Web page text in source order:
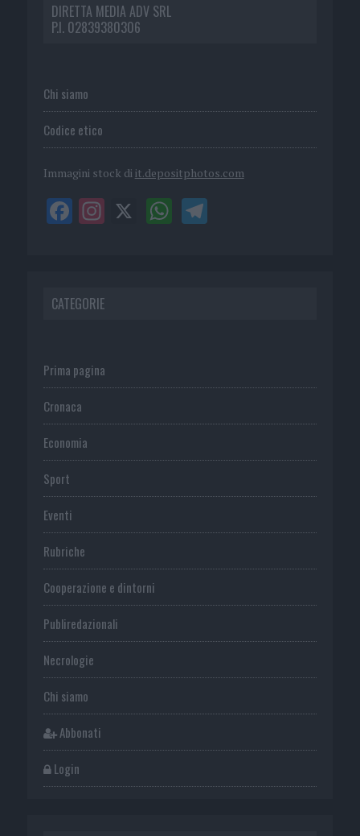
DIRETTA MEDIA ADV SRL
P.I. 02839380306
Chi siamo
Codice etico
Immagini stock di it.depositphotos.com
CATEGORIE
Prima pagina
Cronaca
Economia
Sport
Eventi
Rubriche
Cooperazione e dintorni
Publiredazionali
Necrologie
Chi siamo
Abbonati
Login